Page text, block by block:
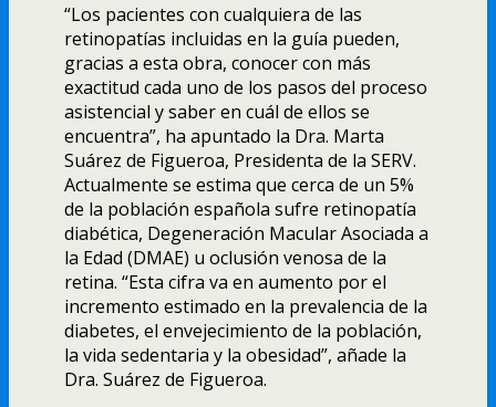
“Los pacientes con cualquiera de las
retinopatías incluidas en la guía pueden,
gracias a esta obra, conocer con más
exactitud cada uno de los pasos del proceso
asistencial y saber en cuál de ellos se
encuentra”, ha apuntado la Dra. Marta
Suárez de Figueroa, Presidenta de la SERV.
Actualmente se estima que cerca de un 5%
de la población española sufre retinopatía
diabética, Degeneración Macular Asociada a
la Edad (DMAE) u oclusión venosa de la
retina. “Esta cifra va en aumento por el
incremento estimado en la prevalencia de la
diabetes, el envejecimiento de la población,
la vida sedentaria y la obesidad”, añade la
Dra. Suárez de Figueroa.